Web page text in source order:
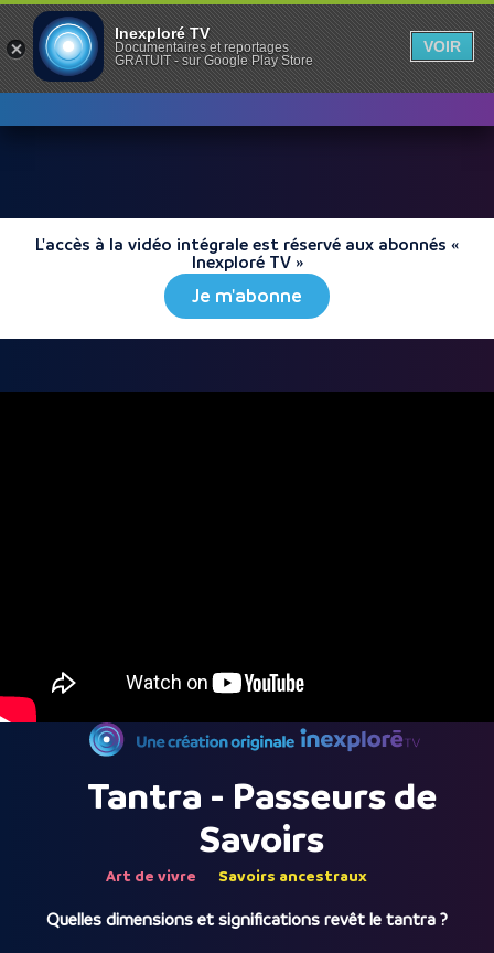
L'accès à la vidéo intégrale est réservé aux abonnés «
Inexploré TV »
Je m'abonne
Tantra - Passeurs de
Savoirs
Art de vivre Savoirs ancestraux
Quelles dimensions et significations revêt le tantra ?
Inexploré TV
Documentaires et reportages
GRATUIT - sur Google Play Store
VOIR